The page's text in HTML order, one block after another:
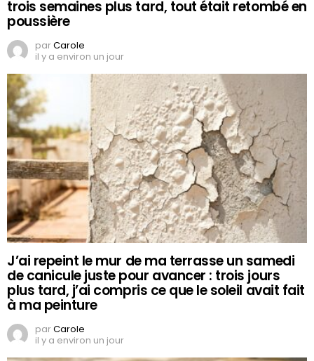
trois semaines plus tard, tout était retombé en
poussière
parCarole
il y a environ un jour
J’ai repeint le mur de ma terrasse un samedi
de canicule juste pour avancer : trois jours
plus tard, j’ai compris ce que le soleil avait fait
à ma peinture
parCarole
il y a environ un jour